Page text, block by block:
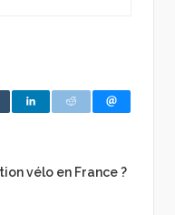
vélo en France ?